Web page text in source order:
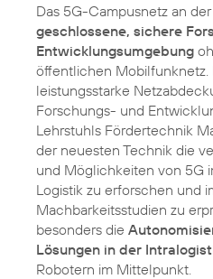
Das 5G-Campusnetz an
geschlossene, sichere
Entwicklungsumgebung
öffentlichen Mobilfunknetz.
leistungsstarke
Forschungs- und
Lehrstuhls Fördertechnik
der neuesten Technik die
und Möglichkeiten von 5G
Logistik zu erforschen und
Machbarkeitsstudien zu
besonders die
Lösungen in der
Robotern im Mittelpunkt.